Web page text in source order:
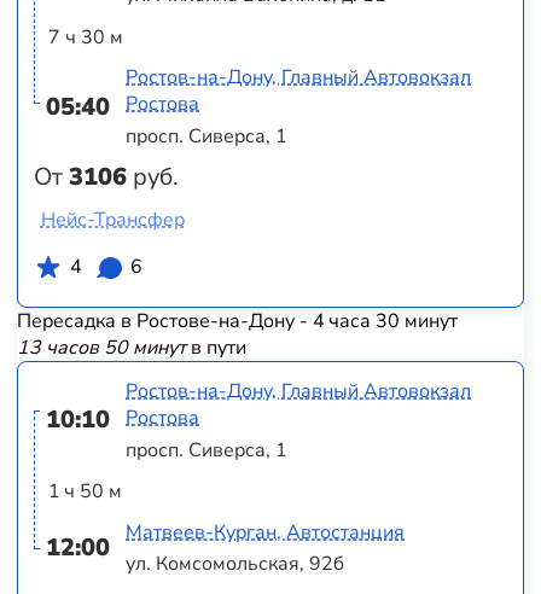
7 ч 30 м
05:40
От3106 руб.
Ростов-на-Дону, Главный Автовокзал
Ростова
просп. Сиверса, 1
Нейс-Трансфер
4
6
Пересадка в Ростове-на-Дону - 4 часа 30 минут
13 часов 50 минутв пути
10:10
1 ч 50 м
12:00
Ростов-на-Дону, Главный Автовокзал
Ростова
просп. Сиверса, 1
Матвеев-Курган, Автостанция
ул. Комсомольская, 92б